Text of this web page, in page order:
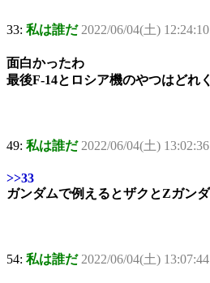
33: 私は誰だ 2022/06/04(土)
面白かったわ
最後F-14とロシア機のやつはどれ
49: 私は誰だ 2022/06/04(土)
>>33
ガンダムで例えるとザクとZガン
54: 私は誰だ 2022/06/04(土)